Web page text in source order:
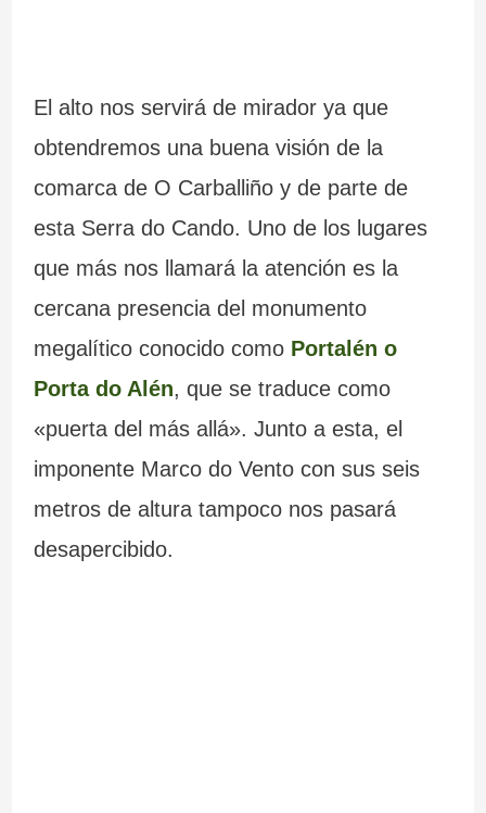
El alto nos servirá de mirador ya que
obtendremos una buena visión de la
comarca de O Carballiño y de parte de
esta Serra do Cando. Uno de los lugares
que más nos llamará la atención es la
cercana presencia del monumento
megalítico conocido como Portalén o
Porta do Alén, que se traduce como
«puerta del más allá». Junto a esta, el
imponente Marco do Vento con sus seis
metros de altura tampoco nos pasará
desapercibido.